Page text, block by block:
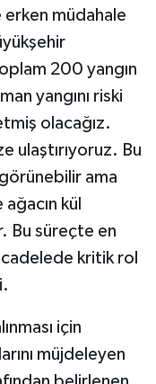
müdahale
200 yangın
yangını riski
olacağız.
ulaştırıyoruz. Bu
ama
kül
Bu süreçte en
kritik rol
için
müjdeleyen